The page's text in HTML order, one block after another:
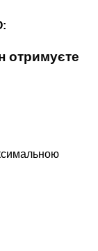
отримуєте